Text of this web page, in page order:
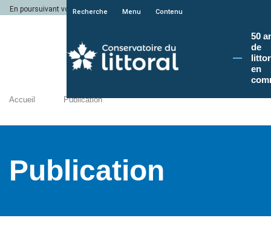
En poursuivant votre navigation sur le site du Conservatoire du littoral, vous
Recherche Menu Contenu
50
de
en
Accueil Publication
Publication